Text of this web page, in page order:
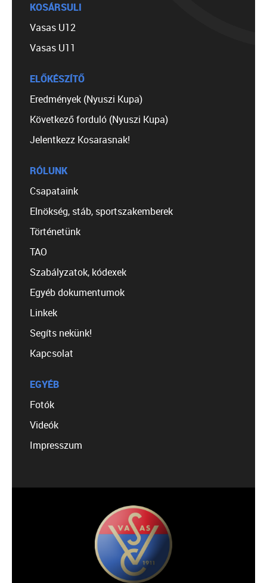
KOSÁRSULI
Vasas U12
Vasas U11
ELŐKÉSZÍTŐ
Eredmények (Nyuszi Kupa)
Következő forduló (Nyuszi Kupa)
Jelentkezz Kosarasnak!
RÓLUNK
Csapataink
Elnökség, stáb, sportszakemberek
Történetünk
TAO
Szabályzatok, kódexek
Egyéb dokumentumok
Linkek
Segíts nekünk!
Kapcsolat
EGYÉB
Fotók
Videók
Impresszum